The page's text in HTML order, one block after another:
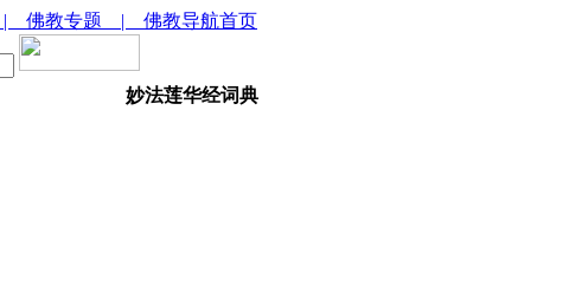
| 佛教专题 | 佛教导航首页
妙法莲华经词典